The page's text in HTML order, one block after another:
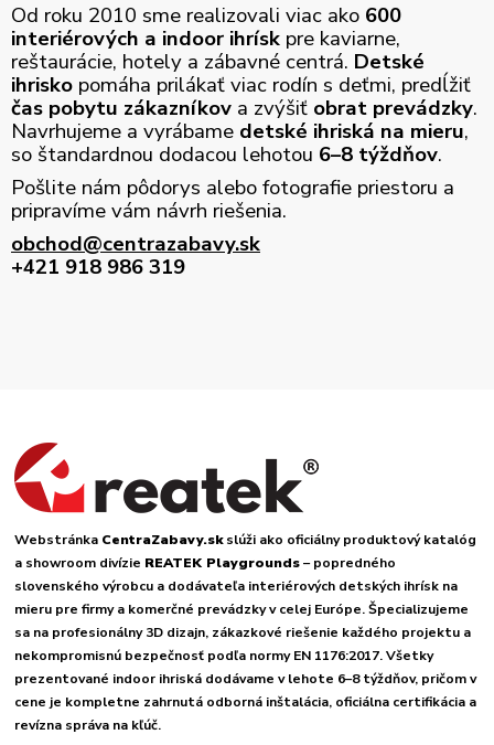
Od roku 2010 sme realizovali viac ako 600
interiérových a indoor ihrísk pre kaviarne,
reštaurácie, hotely a zábavné centrá. Detské
ihrisko pomáha prilákať viac rodín s deťmi, predĺžiť
čas pobytu zákazníkov a zvýšiť obrat prevádzky.
Navrhujeme a vyrábame detské ihriská na mieru,
so štandardnou dodacou lehotou 6–8 týždňov.
Pošlite nám pôdorys alebo fotografie priestoru a
pripravíme vám návrh riešenia.
obchod@centrazabavy.sk
+421 918 986 319
Webstránka CentraZabavy.skslúži ako oficiálny produktový katalóg
a showroom divízie REATEK Playgrounds– popredného
slovenského výrobcu a dodávateľa interiérových detských ihrísk na
mieru pre firmy a komerčné prevádzky v celej Európe. Špecializujeme
sa na profesionálny 3D dizajn, zákazkové riešenie každého projektu a
nekompromisnú bezpečnosť podľa normy EN 1176:2017. Všetky
prezentované indoor ihriská dodávame v lehote 6–8 týždňov, pričom v
cene je kompletne zahrnutá odborná inštalácia, oficiálna certifikácia a
revízna správa na kľúč.